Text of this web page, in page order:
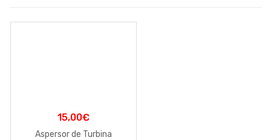
15,00€
Aspersor de Turbina